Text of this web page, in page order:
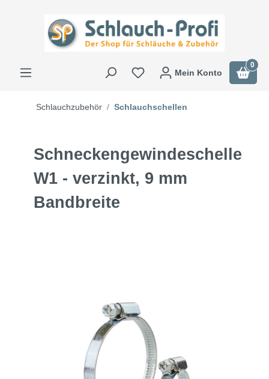
Mein Konto
0
Schlauchzubehör Schlauchschellen
Schneckengewindeschelle
W1 - verzinkt, 9 mm
Bandbreite